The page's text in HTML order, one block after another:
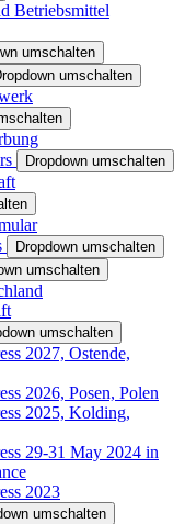
Betriebsmittel
umschalten
umschalten
Dropdown umschalten
Dropdown umschalten
umschalten
umschalten
2027, Ostende,
2026, Posen, Polen
2025, Kolding,
29-31 May 2024 in
2023
umschalten